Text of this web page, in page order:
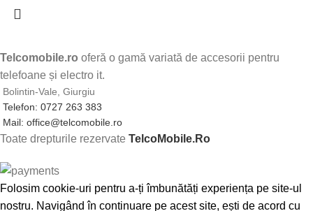
Telcomobile.ro oferă o gamă variată de accesorii pentru
telefoane și electro it.
Bolintin-Vale, Giurgiu
Telefon: 0727 263 383
Mail: office@telcomobile.ro
Toate drepturile rezervate TelcoMobile.Ro
Folosim cookie-uri pentru a-ți îmbunătăți experiența pe site-ul
nostru. Navigând în continuare pe acest site, ești de acord cu